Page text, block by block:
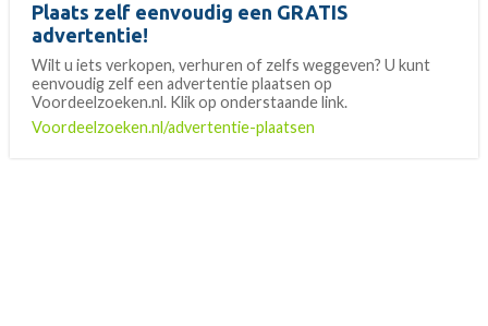
Plaats zelf eenvoudig een GRATIS
advertentie!
Wilt u iets verkopen, verhuren of zelfs weggeven? U kunt
eenvoudig zelf een advertentie plaatsen op
Voordeelzoeken.nl. Klik op onderstaande link.
Voordeelzoeken.nl/advertentie-plaatsen